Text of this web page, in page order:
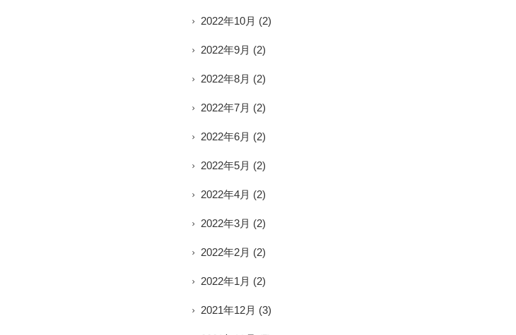
2022年10月 (2)
2022年9月 (2)
2022年8月 (2)
2022年7月 (2)
2022年6月 (2)
2022年5月 (2)
2022年4月 (2)
2022年3月 (2)
2022年2月 (2)
2022年1月 (2)
2021年12月 (3)